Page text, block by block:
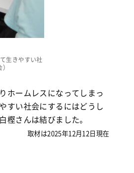
生きやすい社
ホームレスになってしまっ
すい社会にするにはどうし
さんは結びました。
取材は2025年12月12日現在